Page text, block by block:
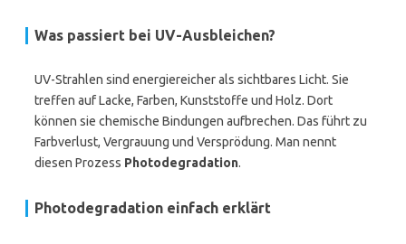
Was passiert bei UV-Ausbleichen?
UV-Strahlen sind energiereicher als sichtbares Licht. Sie
treffen auf Lacke, Farben, Kunststoffe und Holz. Dort
können sie chemische Bindungen aufbrechen. Das führt zu
Farbverlust, Vergrauung und Versprödung. Man nennt
diesen Prozess Photodegradation.
Photodegradation einfach erklärt